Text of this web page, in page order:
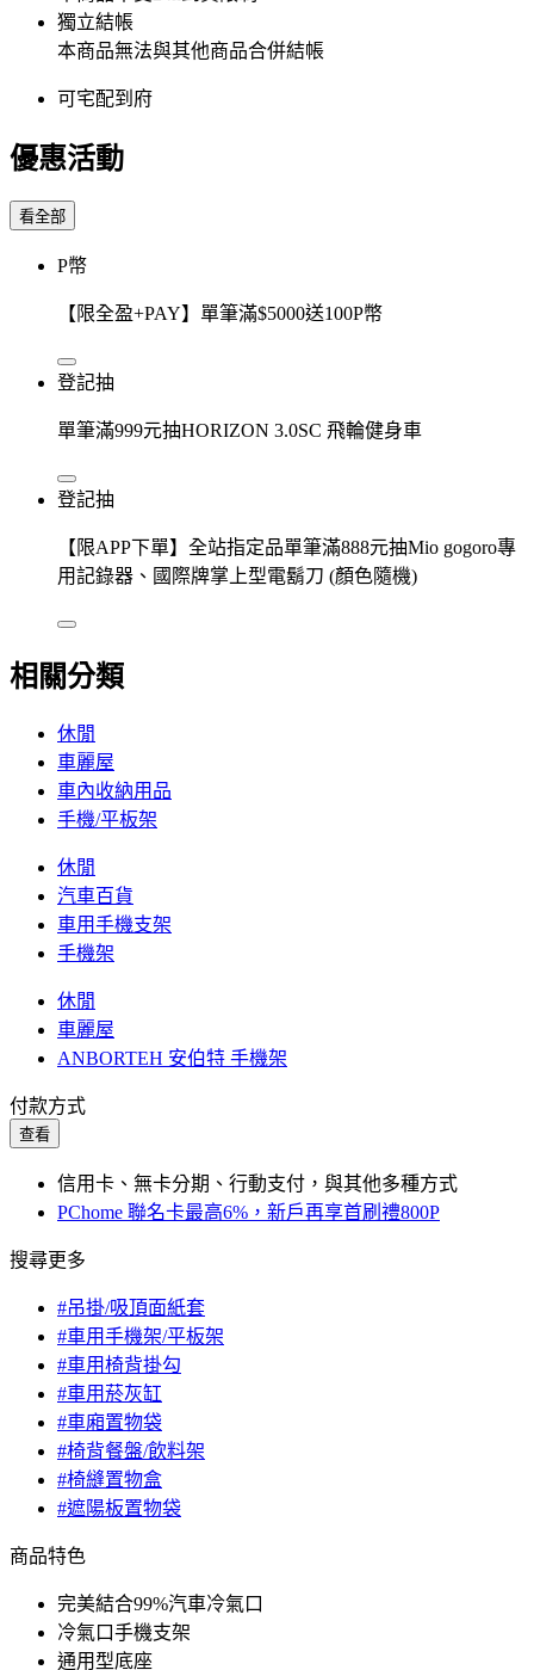
獨立結帳
本商品無法與其他商品合併結帳
可宅配到府
優惠活動
看全部
P幣
【限全盈+PAY】單筆滿$5000送100P幣
登記抽
單筆滿999元抽HORIZON 3.0SC 飛輪健身車
登記抽
【限APP下單】全站指定品單筆滿888元抽Mio gogoro專
用記錄器、國際牌掌上型電鬍刀 (顏色隨機)
相關分類
休閒
車麗屋
車內收納用品
手機/平板架
休閒
汽車百貨
車用手機支架
手機架
休閒
車麗屋
ANBORTEH 安伯特 手機架
付款方式
查看
信用卡、無卡分期、行動支付，與其他多種方式
PChome 聯名卡最高6%，新戶再享首刷禮800P
搜尋更多
#吊掛/吸頂面紙套
#車用手機架/平板架
#車用椅背掛勾
#車用菸灰缸
#車廂置物袋
#椅背餐盤/飲料架
#椅縫置物盒
#遮陽板置物袋
商品特色
完美結合99%汽車冷氣口
冷氣口手機支架
通用型底座